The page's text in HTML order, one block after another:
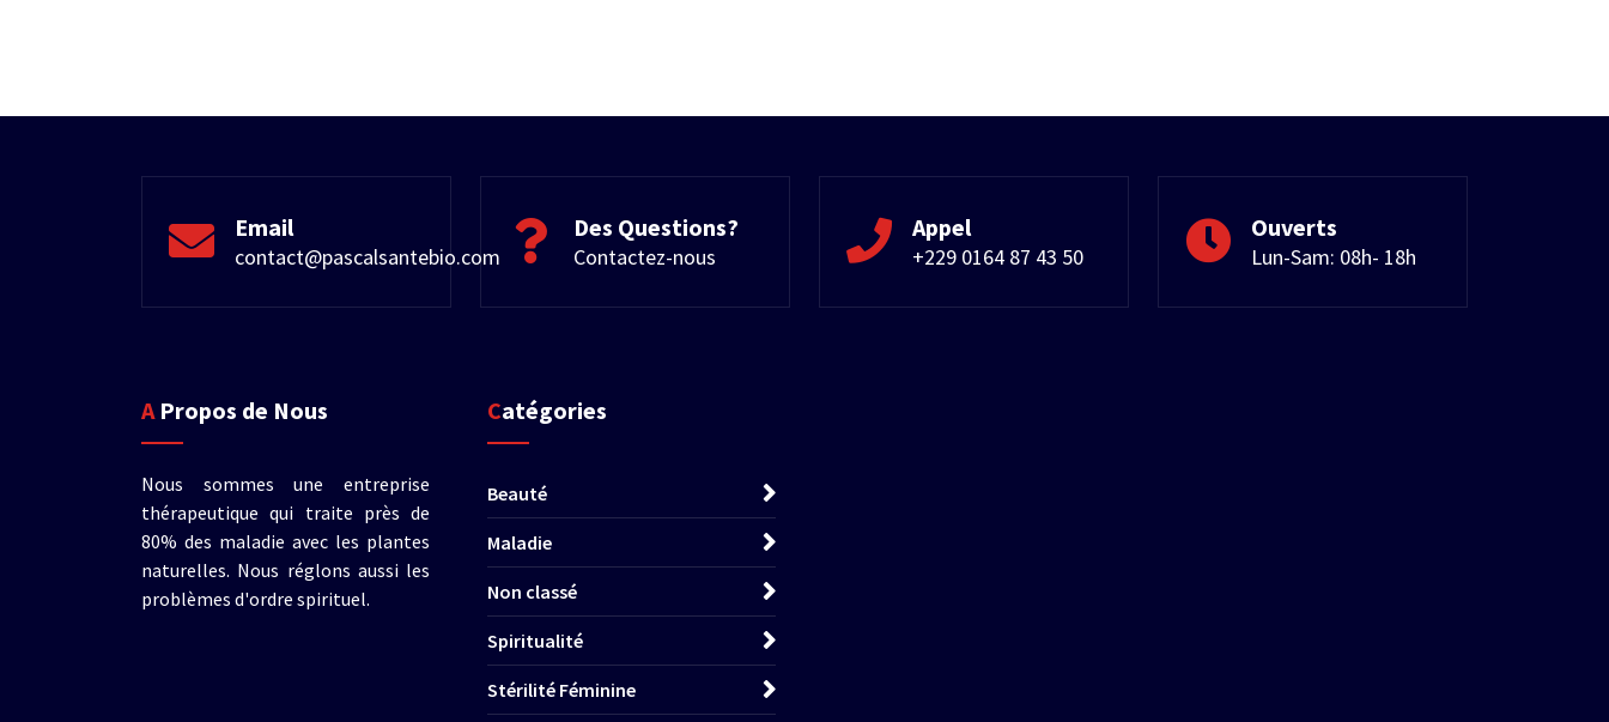
Email
contact@pascalsantebio.com
Des Questions?
Contactez-nous
Appel
+229 0164 87 43 50
Ouverts
Lun-Sam: 08h- 18h
A Propos de Nous
Nous sommes une entreprise
thérapeutique qui traite près de
80% des maladie avec les plantes
naturelles. Nous réglons aussi les
problèmes d'ordre spirituel.
Catégories
Beauté
Maladie
Non classé
Spiritualité
Stérilité Féminine